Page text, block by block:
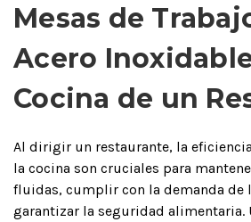
Mesas de
Acero
Cocina de un
Al dirigir un restaurante, la
la cocina son cruciales para
fluidas, cumplir con la demanda de
garantizar la seguridad alimentaria.